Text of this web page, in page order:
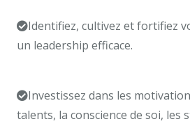
Identifiez, cultivez et fortifiez
un leadership efficace.
Investissez dans les
talents, la conscience de soi, les